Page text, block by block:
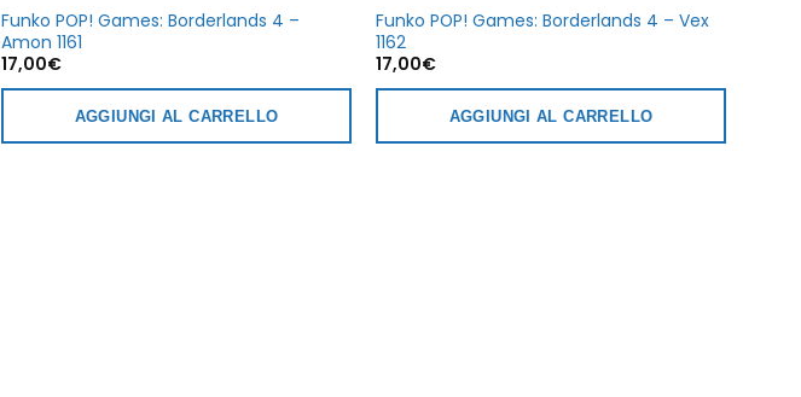
Funko POP! Games: Borderlands 4 –
Amon 1161
17,00€
AGGIUNGI AL CARRELLO
Funko POP! Games: Borderlands 4 – Vex
1162
17,00€
AGGIUNGI AL CARRELLO